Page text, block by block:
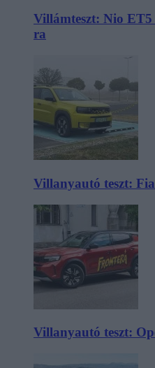
Villámteszt: Nio
ra
Villanyautó teszt:
Villanyautó teszt: